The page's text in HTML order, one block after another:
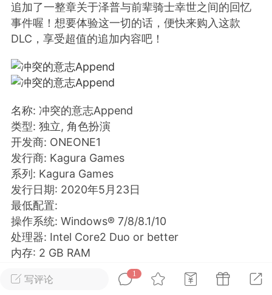
实时动态 直播
Lv.8 极品会员 靓号
电脑端 外挂制作
该内容只允许登录的用户查看
写评论
1
追加了一整章关于泽普与前辈骑士幸世之间的回忆
事件喔！想要体验这一切的话，便快来购入这款
DLC，享受超值的追加内容吧！
名称: 冲突的意志Append
类型: 独立, 角色扮演
开发商: ONEONE1
发行商: Kagura Games
系列: Kagura Games
发行日期: 2020年5月23日
最低配置:
操作系统: Windows® 7/8/8.1/10
处理器: Intel Core2 Duo or better
内存: 2 GB RAM
显卡: DirectX 9/OpenGL 4.1 capable GPU
DirectX 版本: 9.0